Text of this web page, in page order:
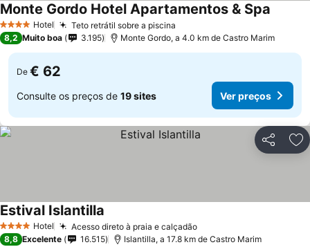
4 EstrelasHotel Teto retrátil sobre a piscina
Monte Gordo Hotel Apartamentos & Spa
8,2 Muito boa 3.195 Monte Gordo, a 4.0 km de Castro Marim
De € 62
Consulte os preços de 19 sites Ver preços
Partilhar
4 EstrelasHotel Acesso direto à praia e calçadãoVer preços
Estival Islantilla
8,8 Excelente 16.515 Islantilla, a 17.8 km de Castro Marim